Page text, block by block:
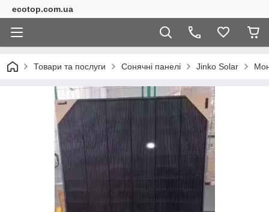
ecotop.com.ua
Товари та послуги Сонячні панелі Jinko Solar